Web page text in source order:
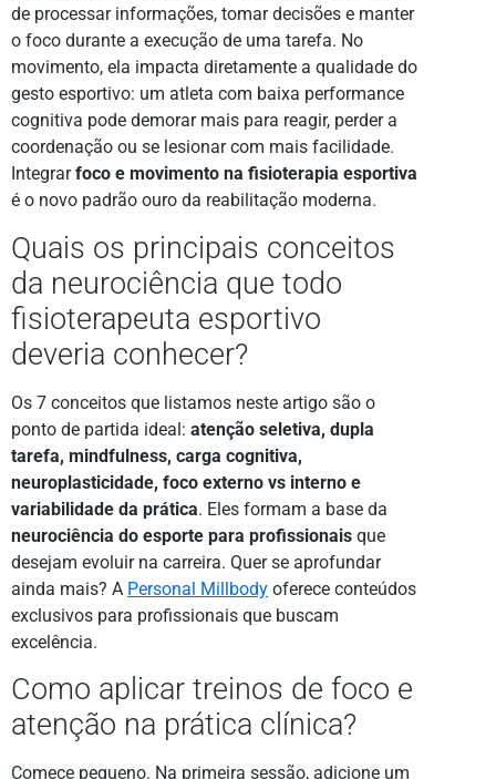
de processar informações, tomar decisões e manter
o foco durante a execução de uma tarefa. No
movimento, ela impacta diretamente a qualidade do
gesto esportivo: um atleta com baixa performance
cognitiva pode demorar mais para reagir, perder a
coordenação ou se lesionar com mais facilidade.
Integrarfoco e movimento na fisioterapia esportiva
é o novo padrão ouro da reabilitação moderna.
Quais os principais conceitos
da neurociência que todo
fisioterapeuta esportivo
deveria conhecer?
Os 7 conceitos que listamos neste artigo são o
ponto de partida ideal: atenção seletiva, dupla
tarefa, mindfulness, carga cognitiva,
neuroplasticidade, foco externo vs interno e
variabilidade da prática. Eles formam a base da
neurociência do esporte para profissionais que
desejam evoluir na carreira. Quer se aprofundar
ainda mais? A Personal Millbody oferece conteúdos
exclusivos para profissionais que buscam
excelência.
Como aplicar treinos de foco e
atenção na prática clínica?
Comece pequeno. Na primeira sessão, adicione um